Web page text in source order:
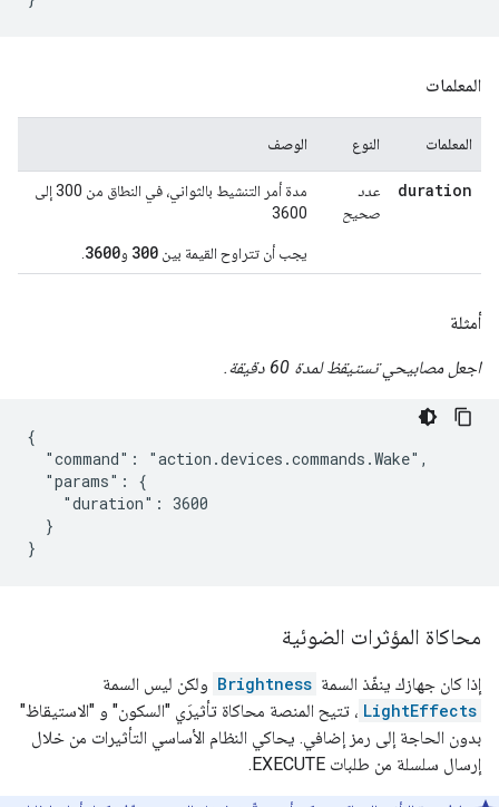
المعلمات
المعلمات النوع الوصف
duration
عدد
صحيح
مدة أمر التنشيط بالثواني، في النطاق من 300 إلى
3600
يجب أن تتراوح القيمة بين 300 و3600
أمثلة
اجعل مصابيحي تستيقظ لمدة 60 دقيقة.
{
  "command": "action.devices.commands.Wake",
  "params": {
    "duration": 3600
  }
}
محاكاة المؤثرات الضوئية
إذا كان جهازك ينفّذ السمة Brightness ولكن ليس السمة
LightEffects ، تتيح المنصة محاكاة تأثيرَي "السكون" و "الاستيقاظ"
بدون الحاجة إلى رمز إضافي. يحاكي النظام الأساسي التأثيرات من خلال
إرسال سلسلة من طلبات EXECUTE.